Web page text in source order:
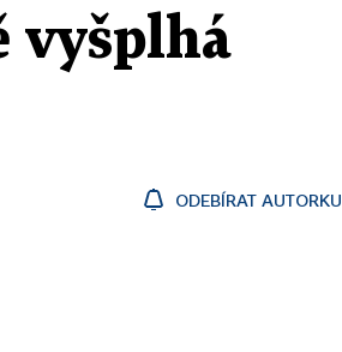
vyšplhá
ODEBÍRAT AUTORKU